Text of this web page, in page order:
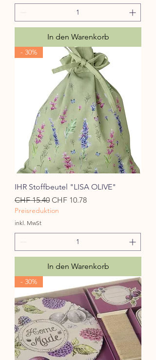
In den Warenkorb
- 30%
IHR Stoffbeutel "LISA OLIVE"
Standardpreis
CHF 15.40 Sale-Preis
CHF 10.78
Preisreduktion
inkl. MwSt
In den Warenkorb
- 30%